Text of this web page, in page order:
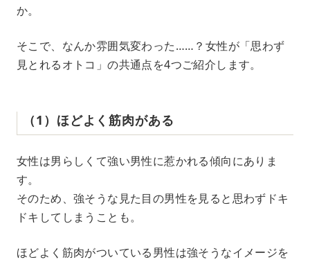
か。
そこで、なんか雰囲気変わった……？女性が「思わず
見とれるオトコ」の共通点を4つご紹介します。
（1）ほどよく筋肉がある
女性は男らしくて強い男性に惹かれる傾向にありま
す。
そのため、強そうな見た目の男性を見ると思わずドキ
ドキしてしまうことも。
ほどよく筋肉がついている男性は強そうなイメージを